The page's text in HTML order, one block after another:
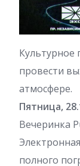
Культурное
провести
атмосфере.
Пятница,
Вечеринка
полного